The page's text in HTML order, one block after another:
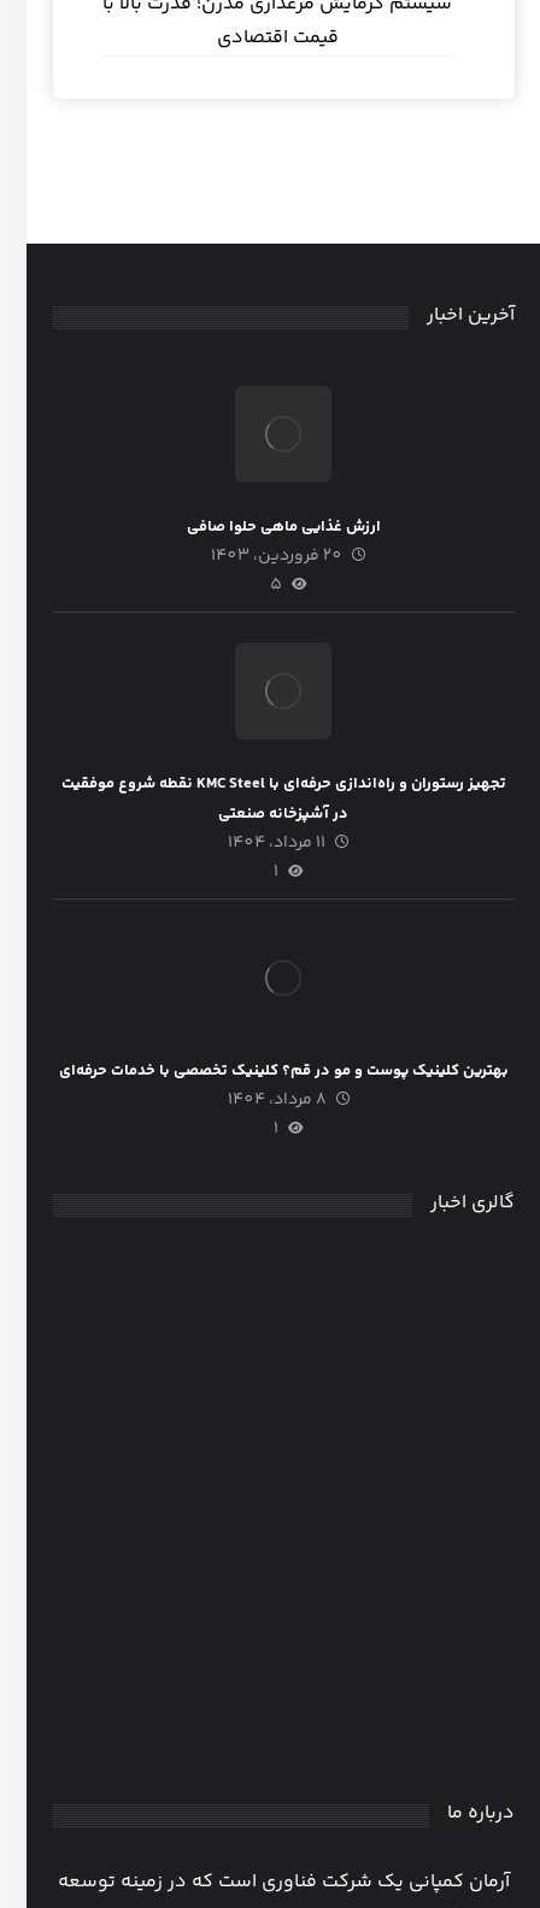
قیمت اقتصادی
آخرین اخبار
ارزش غذایی ماهی حلوا صافی
20 فروردین، 1403
5
تجهیز رستوران و راه‌اندازی حرفه‌ای با KMC Steel نقطه شروع موفقیت
در آشپزخانه صنعتی
11 مرداد، 1404
1
بهترین کلینیک پوست و مو در قم؟ کلینیک تخصصی با خدمات حرفه‌ای
8 مرداد، 1404
1
گالری اخبار
درباره ما
آرمان کمپانی یک شرکت فناوری است که در زمینه توسعه